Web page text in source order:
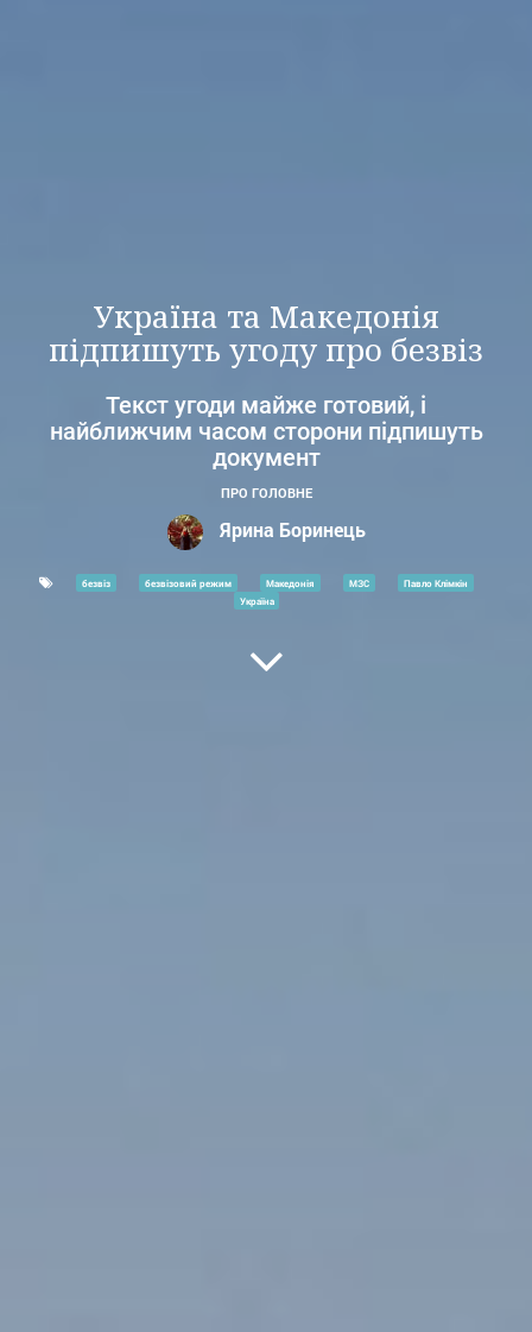
Україна та Македонія
підпишуть угоду про безвіз
Текст угоди майже готовий, і
найближчим часом сторони підпишуть
документ
ПРО ГОЛОВНЕ
Ярина Боринець
безвіз безвізовий режим Македонія МЗС
Павло Клімкін
Україна